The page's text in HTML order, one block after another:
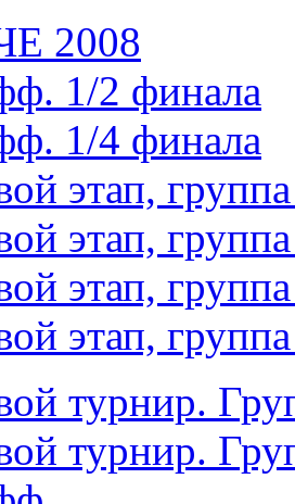
2008
1/2 финала
1/4 финала
этап,
этап,
этап,
этап,
турнир.
турнир.